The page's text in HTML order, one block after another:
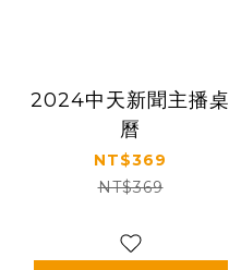
2024中天新聞主播桌
曆
NT$369
NT$369